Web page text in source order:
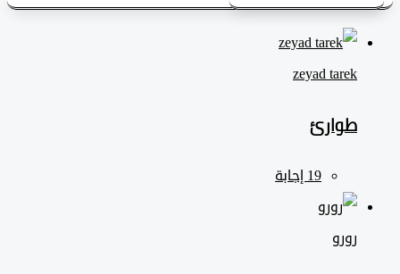
zeyad ‎tarek
طوارئ